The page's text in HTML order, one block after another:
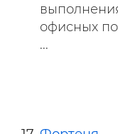
офисных
...